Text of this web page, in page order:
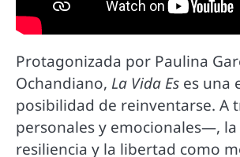
Protagonizada por Paulina
Ochandiano, La Vida Es es una
posibilidad de reinventarse. A
personales y emocionales—,
resiliencia y la libertad como